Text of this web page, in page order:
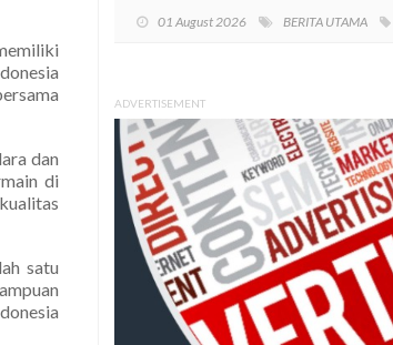
dan
di
satu
01 August 2026 BERITA UTAMA
ADVERTISEMENT